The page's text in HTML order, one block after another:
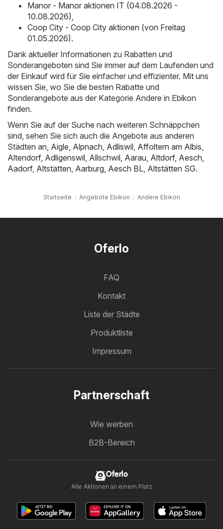
Manor - Manor aktionen IT (04.08.2026 -
10.08.2026),
Coop City - Coop City aktionen (von Freitag
01.05.2026).
Dank aktueller Informationen zu Rabatten und
Sonderangeboten sind Sie immer auf dem Laufenden und
der Einkauf wird für Sie einfacher und effizienter. Mit uns
wissen Sie, wo Sie die besten Rabatte und
Sonderangebote aus der Kategorie Andere in Ebikon
finden.
Wenn Sie auf der Suche nach weiteren Schnäppchen
sind, sehen Sie sich auch die Angebote aus anderen
Städten an, Aigle, Alpnach, Adliswil, Affoltern am Albis,
Altendorf, Adligenswil, Allschwil, Aarau, Altdorf, Aesch,
Aadorf, Altstätten, Aarburg, Aesch BL, Altstätten SG.
Startseite Angebote Ebikon Andere Ebikon
Oferlo
FAQ
Kontakt
Liste der Städte
Produktliste
Impressum
Partnerschaft
Wie werben
B2B-Bereich
Oferlo
Alle Aktionen an einem Platz